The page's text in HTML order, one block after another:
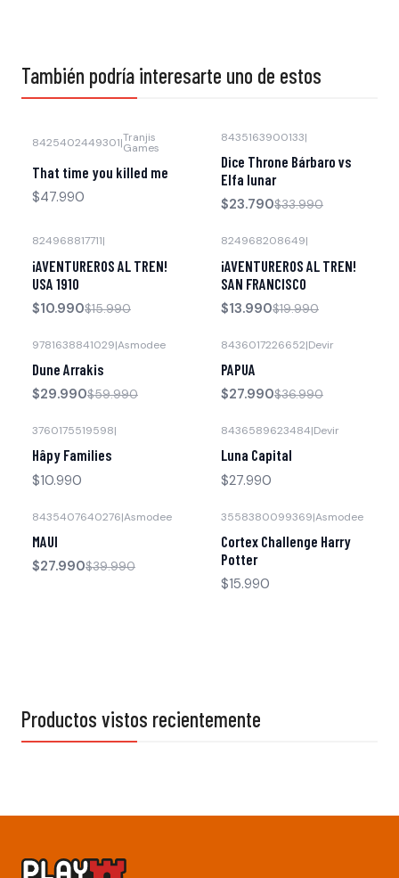
También podría interesarte uno de estos
8425402449301|Tranjis
Games
That time you killed me
$47.990
8435163900133|
Dice Throne Bárbaro vs
Elfa lunar
$23.790$33.990
Agotado
824968817711|
¡AVENTUREROS AL TREN!
USA 1910
$10.990$15.990
824968208649|
¡AVENTUREROS AL TREN!
SAN FRANCISCO
$13.990$19.990
9781638841029|Asmodee
Dune Arrakis
$29.990$59.990
8436017226652|Devir
PAPUA
$27.990$36.990
3760175519598|
Hâpy Families
$10.990
8436589623484|Devir
Luna Capital
$27.990
8435407640276|Asmodee
MAUI
$27.990$39.990
3558380099369|Asmodee
Cortex Challenge Harry
Potter
$15.990
Productos vistos recientemente